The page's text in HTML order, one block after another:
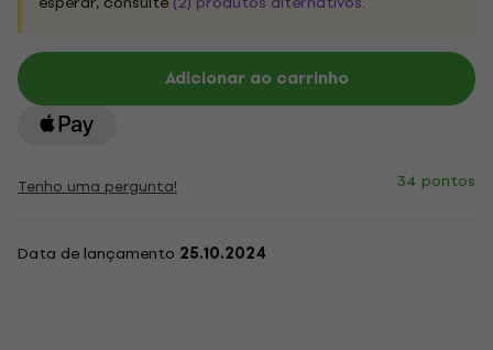
Adicionar ao carrinho
Tenho uma pergunta! 34 pontos
Data de lançamento 25.10.2024